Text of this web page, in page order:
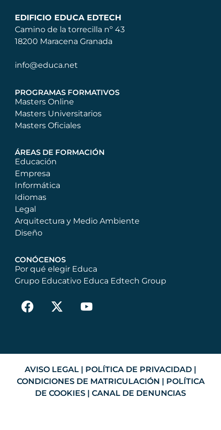
EDIFICIO EDUCA EDTECH
Camino de la torrecilla nº 43
18200 Maracena Granada
info@educa.net
PROGRAMAS FORMATIVOS
Masters Online
Masters Universitarios
Masters Oficiales
ÁREAS DE FORMACIÓN
Educación
Empresa
Informática
Idiomas
Legal
Arquitectura y Medio Ambiente
Diseño
CONÓCENOS
Por qué elegir Educa
Grupo Educativo Educa Edtech Group
AVISO LEGAL | POLÍTICA DE PRIVACIDAD |
CONDICIONES DE MATRICULACIÓN | POLÍTICA
DE COOKIES | CANAL DE DENUNCIAS